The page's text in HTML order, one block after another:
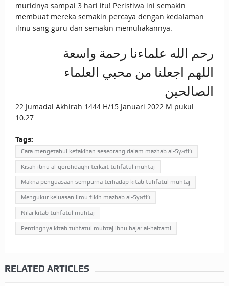
muridnya sampai 3 hari itu! Peristiwa ini semakin
membuat mereka semakin percaya dengan kedalaman
ilmu sang guru dan semakin memuliakannya.
رحم الله علماءنا رحمة واسعة
اللهم اجعلنا من محبي العلماء
الصالحين
22 Jumadal Akhirah 1444 H/15 Januari 2022 M pukul
10.27
Tags:
Cara mengetahui kefakihan seseorang dalam mazhab al-Syāfi‘ī
Kisah ibnu al-qorohdaghi terkait tuhfatul muhtaj
Makna penguasaan sempurna terhadap kitab tuhfatul muhtaj
Mengukur keluasan ilmu fikih mazhab al-Syāfi‘ī
Nilai kitab tuhfatul muhtaj
Pentingnya kitab tuhfatul muhtaj ibnu hajar al-haitami
RELATED ARTICLES